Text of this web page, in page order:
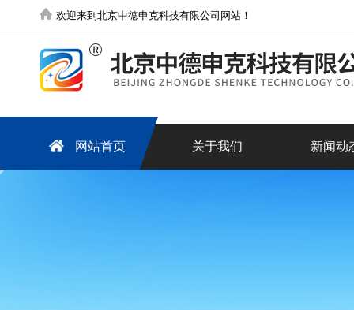
欢迎来到北京中德申克科技有限公司网站！
网站首页 关于我们 新闻动